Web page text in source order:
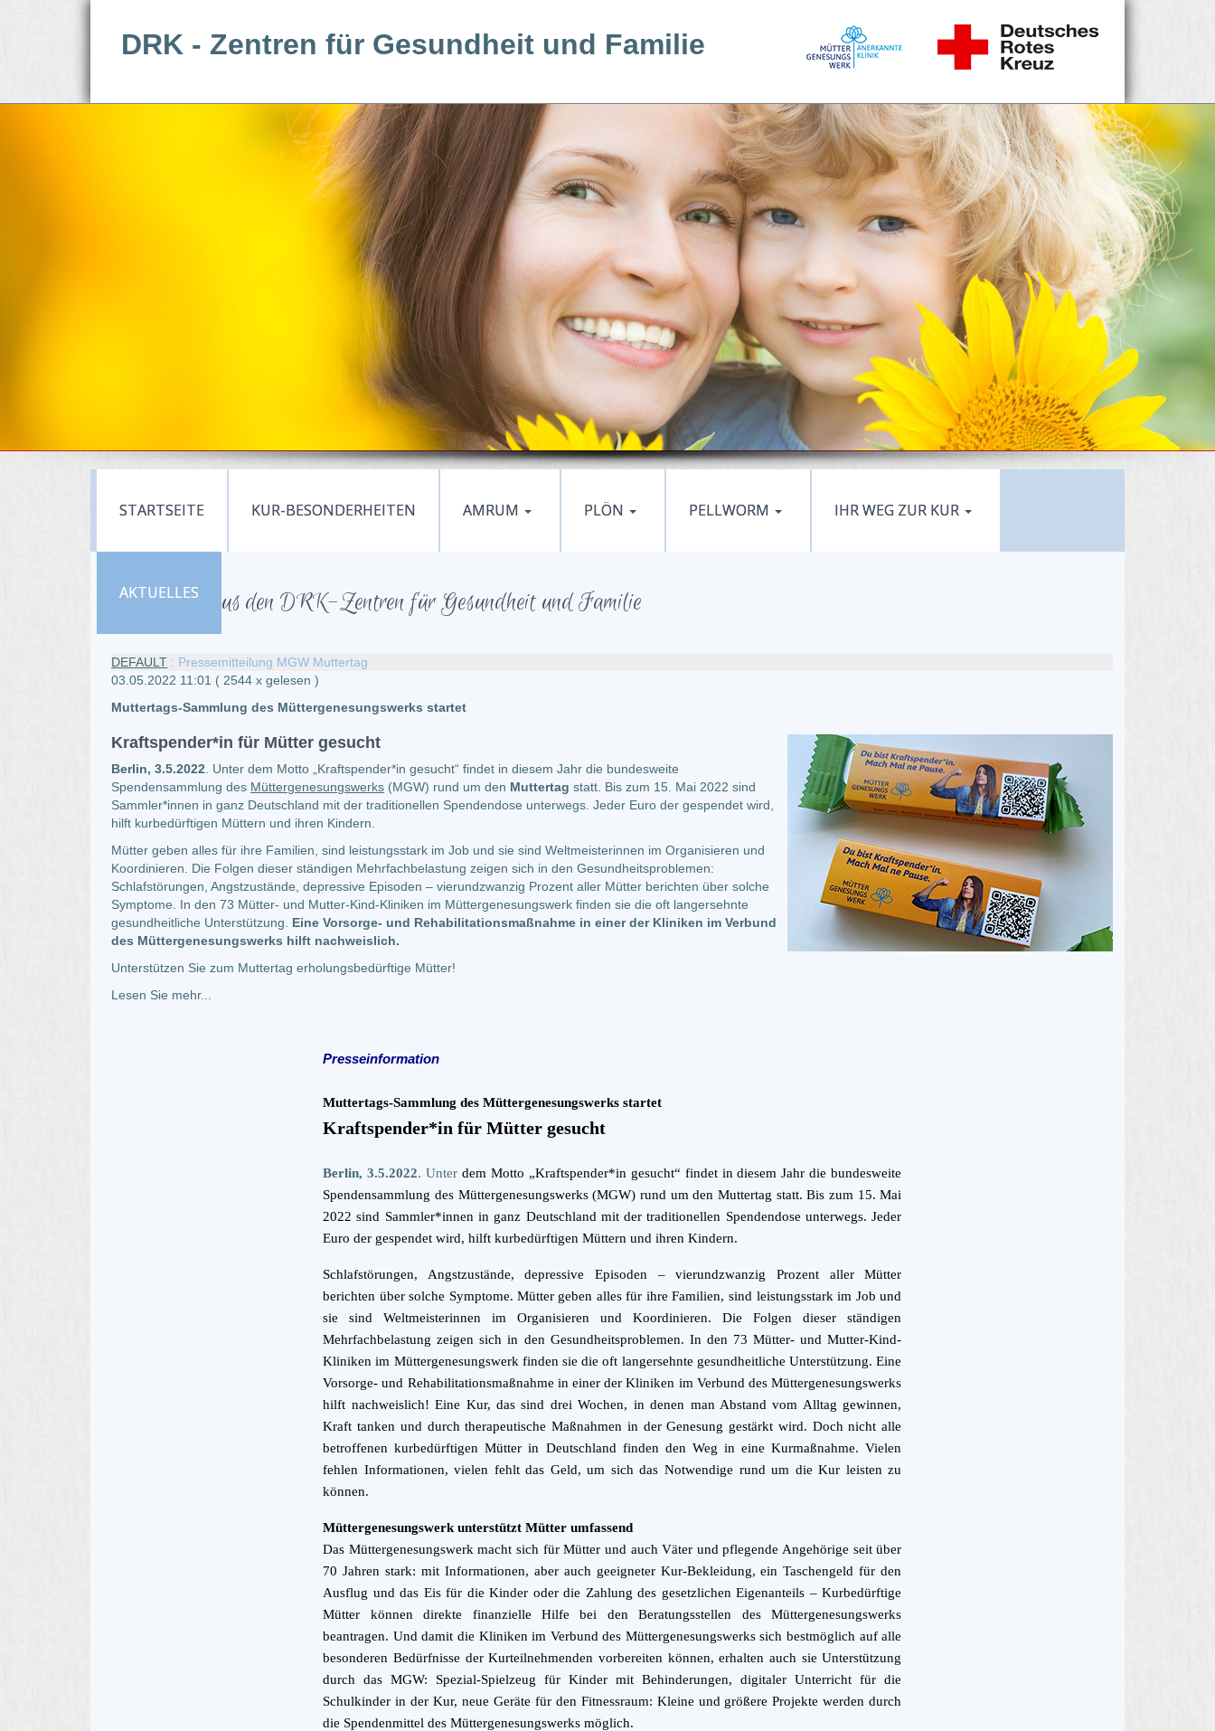
DRK - Zentren für Gesundheit und Familie
STARTSEITE KUR-BESONDERHEITEN AMRUM PLÖN PELLWORM IHR WEG ZUR KUR
AKTUELLES
Neuigkeiten aus den DRK-Zentren für Gesundheit und Familie
DEFAULT : Pressemitteilung MGW Muttertag
03.05.2022 11:01 ( 2544 x gelesen )
Muttertags-Sammlung des Müttergenesungswerks startet
Kraftspender*in für Mütter gesucht
Berlin, 3.5.2022 . Unter dem Motto „Kraftspender*in gesucht“ findet in diesem Jahr die bundesweite
Spendensammlung des Müttergenesungswerks (MGW) rund um den Muttertagstatt. Bis zum 15. Mai 2022 sind
Sammler*innen in ganz Deutschland mit der traditionellen Spendendose unterwegs. Jeder Euro der gespendet wird,
hilft kurbedürftigen Müttern und ihren Kindern.
Mütter geben alles für ihre Familien, sind leistungsstark im Job und sie sind Weltmeisterinnen im Organisieren und
Koordinieren. Die Folgen dieser ständigen Mehrfachbelastung zeigen sich in den Gesundheitsproblemen:
Schlafstörungen, Angstzustände, depressive Episoden – vierundzwanzig Prozent aller Mütter berichten über solche
Symptome. In den 73 Mütter- und Mutter-Kind-Kliniken im Müttergenesungswerk finden sie die oft langersehnte
gesundheitliche Unterstützung. Eine Vorsorge- und Rehabilitationsmaßnahme in einer der Kliniken im Verbund
des Müttergenesungswerks hilft nachweislich.
Unterstützen Sie zum Muttertag erholungsbedürftige Mütter!
Lesen Sie mehr...
Presseinformation
Muttertags-Sammlung des Müttergenesungswerks startet
Kraftspender*in für Mütter gesucht
Berlin, 3.5.2022. Unter dem Motto „Kraftspender*in gesucht“ findet in diesem Jahr die bundesweite
Spendensammlung des Müttergenesungswerks (MGW) rund um den Muttertag statt. Bis zum 15. Mai
2022 sind Sammler*innen in ganz Deutschland mit der traditionellen Spendendose unterwegs. Jeder
Euro der gespendet wird, hilft kurbedürftigen Müttern und ihren Kindern.
Schlafstörungen, Angstzustände, depressive Episoden – vierundzwanzig Prozent aller Mütter
berichten über solche Symptome. Mütter geben alles für ihre Familien, sind leistungsstark im Job und
sie sind Weltmeisterinnen im Organisieren und Koordinieren. Die Folgen dieser ständigen
Mehrfachbelastung zeigen sich in den Gesundheitsproblemen. In den 73 Mütter- und Mutter-Kind-
Kliniken im Müttergenesungswerk finden sie die oft langersehnte gesundheitliche Unterstützung. Eine
Vorsorge- und Rehabilitationsmaßnahme in einer der Kliniken im Verbund des Müttergenesungswerks
hilft nachweislich! Eine Kur, das sind drei Wochen, in denen man Abstand vom Alltag gewinnen,
Kraft tanken und durch therapeutische Maßnahmen in der Genesung gestärkt wird. Doch nicht alle
betroffenen kurbedürftigen Mütter in Deutschland finden den Weg in eine Kurmaßnahme. Vielen
fehlen Informationen, vielen fehlt das Geld, um sich das Notwendige rund um die Kur leisten zu
können.
Müttergenesungswerk unterstützt Mütter umfassend
Das Müttergenesungswerk macht sich für Mütter und auch Väter und pflegende Angehörige seit über
70 Jahren stark: mit Informationen, aber auch geeigneter Kur-Bekleidung, ein Taschengeld für den
Ausflug und das Eis für die Kinder oder die Zahlung des gesetzlichen Eigenanteils – Kurbedürftige
Mütter können direkte finanzielle Hilfe bei den Beratungsstellen des Müttergenesungswerks
beantragen. Und damit die Kliniken im Verbund des Müttergenesungswerks sich bestmöglich auf alle
besonderen Bedürfnisse der Kurteilnehmenden vorbereiten können, erhalten auch sie Unterstützung
durch das MGW: Spezial-Spielzeug für Kinder mit Behinderungen, digitaler Unterricht für die
Schulkinder in der Kur, neue Geräte für den Fitnessraum: Kleine und größere Projekte werden durch
die Spendenmittel des Müttergenesungswerks möglich.